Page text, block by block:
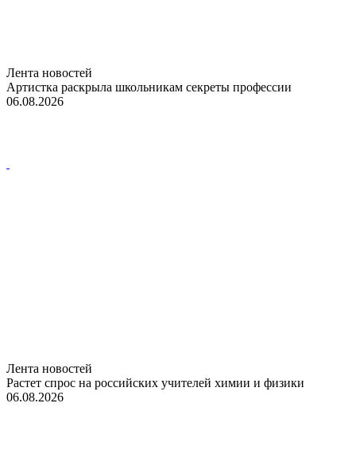
Лента новостей
Артистка раскрыла школьникам секреты профессии
06.08.2026
Лента новостей
Растет спрос на российских учителей химии и физики
06.08.2026